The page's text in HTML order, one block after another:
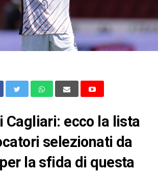
Cagliari: ecco la lista
selezionati da
la sfida di questa